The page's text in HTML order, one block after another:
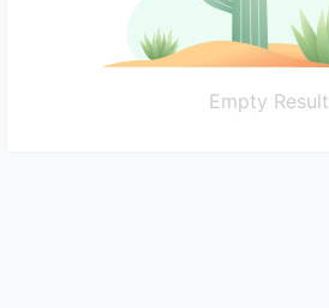
Empty Result